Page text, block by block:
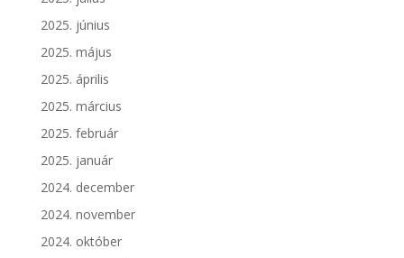
2025. június
2025. május
2025. április
2025. március
2025. február
2025. január
2024. december
2024. november
2024. október